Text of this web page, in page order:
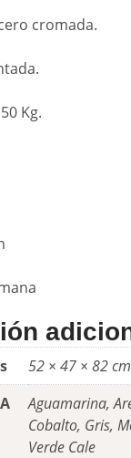
cromada.
Kg.
52 × 47 × 82 cm
Aguamarina,
Cobalto, Gris,
Verde Cale